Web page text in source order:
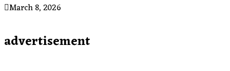
March 8, 2026
advertisement